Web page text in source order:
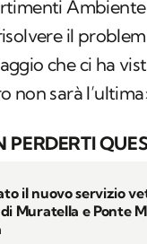
il
che ci ha
non sarà
PERDERTI
il nuovo servizio
Muratella e Ponte